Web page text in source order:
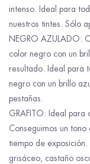
intenso. Ideal para
nuestros tintes. Sólo
NEGRO AZULADO:
color negro con un
resultado. Ideal para
negro con un brillo
pestañas.
GRAFITO: Ideal para
Conseguimos un
tiempo de
grisáceo, castaño